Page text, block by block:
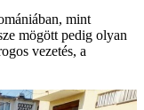
mint
mögött pedig olyan
vezetés, a